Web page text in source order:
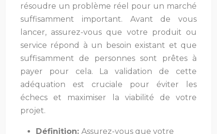
résoudre un problème réel pour un marché
suffisamment important. Avant de vous
lancer, assurez-vous que votre produit ou
service répond à un besoin existant et que
suffisamment de personnes sont prêtes à
payer pour cela. La validation de cette
adéquation est cruciale pour éviter les
échecs et maximiser la viabilité de votre
projet.
Définition: Assurez-vous que votre